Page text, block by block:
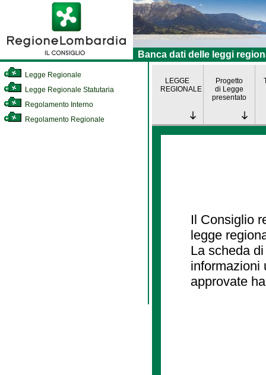
Banca dati delle leggi
Legge Regionale
Legge Regionale Statutaria
Regolamento Interno
Regolamento Regionale
LEGGE
REGIONALE
Progetto
di Legge
presentato
Il Consiglio
legge
La scheda
informazioni
approvate